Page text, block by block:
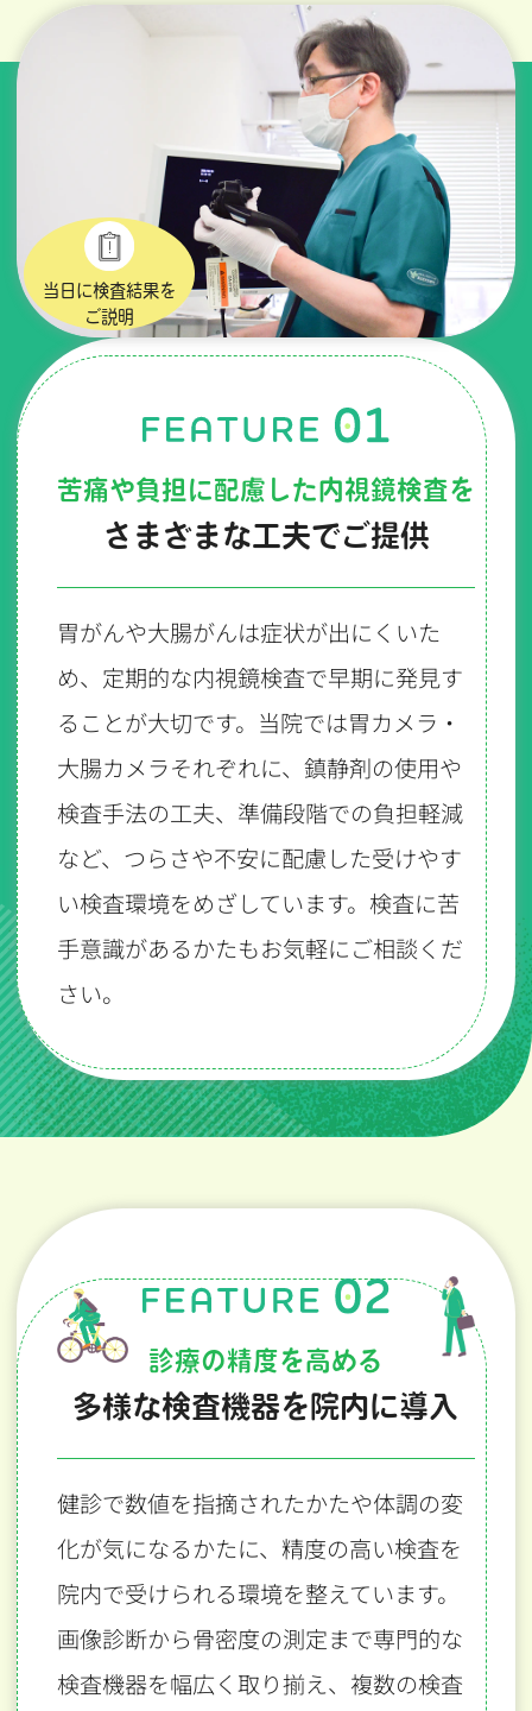
当日に検査結果を
ご説明
苦痛や負担に配慮した内視鏡検査を
さまざまな工夫でご提供
胃がんや大腸がんは症状が出にくいた
め、定期的な内視鏡検査で早期に発見す
ることが大切です。当院では胃カメラ・
大腸カメラそれぞれに、鎮静剤の使用や
検査手法の工夫、準備段階での負担軽減
など、つらさや不安に配慮した受けやす
い検査環境をめざしています。検査に苦
手意識があるかたもお気軽にご相談くだ
さい。
診療の精度を高める
多様な検査機器を院内に導入
健診で数値を指摘されたかたや体調の変
化が気になるかたに、 精度の高い検査を
院内で受けられる環境を整えています。
画像診断から骨密度の測定まで専門的な
検査機器を幅広く取り揃え、 複数の検査